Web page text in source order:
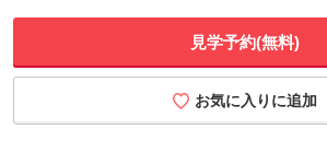
見学予約(無料)
お気に入りに追加